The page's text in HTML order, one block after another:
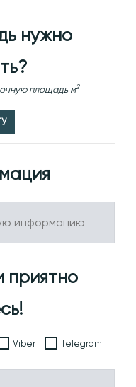
нужно
площадь м2
приятно
Viber Telegram